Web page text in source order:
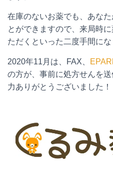
在庫のないお薬でも、あな
とができますので、来局時
ただくといった二度手間にな
2020年11月は、FAX、
の方が、事前に処方せんを
力ありがとうございました！